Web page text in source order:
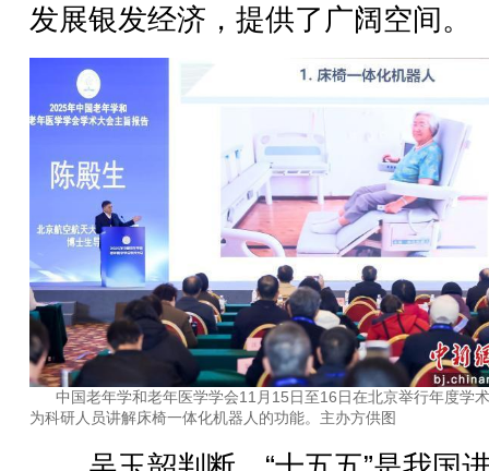
发展银发经济，提供了广阔空间。
中国老年学和老年医学学会11月15日至16日在北京举行年度学
为科研人员讲解床椅一体化机器人的功能。主办方供图